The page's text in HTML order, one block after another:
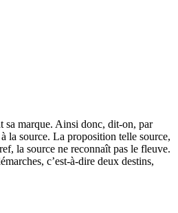
sa marque. Ainsi donc, dit-on, par
la source. La proposition telle source,
la source ne reconnaît pas le fleuve.
c’est-à-dire deux destins,